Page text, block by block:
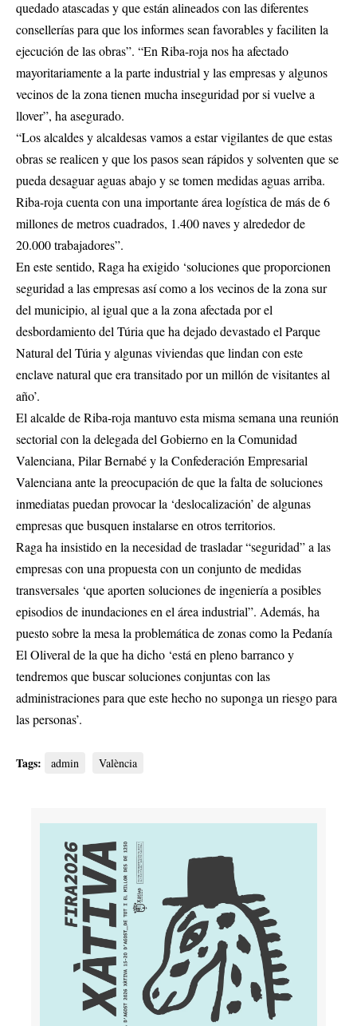
quedado atascadas y que están alineados con las diferentes
consellerías para que los informes sean favorables y faciliten la
ejecución de las obras”. “En Riba-roja nos ha afectado
mayoritariamente a la parte industrial y las empresas y algunos
vecinos de la zona tienen mucha inseguridad por si vuelve a
llover”, ha asegurado.
“Los alcaldes y alcaldesas vamos a estar vigilantes de que estas
obras se realicen y que los pasos sean rápidos y solventen que se
pueda desaguar aguas abajo y se tomen medidas aguas arriba.
Riba-roja cuenta con una importante área logística de más de 6
millones de metros cuadrados, 1.400 naves y alrededor de
20.000 trabajadores”.
En este sentido, Raga ha exigido ‘soluciones que proporcionen
seguridad a las empresas así como a los vecinos de la zona sur
del municipio, al igual que a la zona afectada por el
desbordamiento del Túria que ha dejado devastado el Parque
Natural del Túria y algunas viviendas que lindan con este
enclave natural que era transitado por un millón de visitantes al
año’.
El alcalde de Riba-roja mantuvo esta misma semana una reunión
sectorial con la delegada del Gobierno en la Comunidad
Valenciana, Pilar Bernabé y la Confederación Empresarial
Valenciana ante la preocupación de que la falta de soluciones
inmediatas puedan provocar la ‘deslocalización’ de algunas
empresas que busquen instalarse en otros territorios.
Raga ha insistido en la necesidad de trasladar “seguridad” a las
empresas con una propuesta con un conjunto de medidas
transversales ‘que aporten soluciones de ingeniería a posibles
episodios de inundaciones en el área industrial”. Además, ha
puesto sobre la mesa la problemática de zonas como la Pedanía
El Oliveral de la que ha dicho ‘está en pleno barranco y
tendremos que buscar soluciones conjuntas con las
administraciones para que este hecho no suponga un riesgo para
las personas’.
Tags: admin València